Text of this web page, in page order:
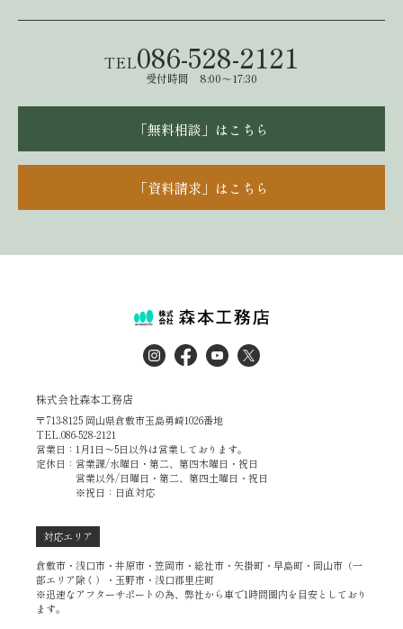
TEL086-528-2121
受付時間 8:00～17:30
「無料相談」はこちら
「資料請求」はこちら
株式会社森本工務店
〒713-8125 岡山県倉敷市玉島勇崎1026番地
TEL.086-528-2121
営業日：1月1日～5日以外は営業しております。
定休日：営業課/水曜日・第二、第四木曜日・祝日
営業以外/日曜日・第二、第四土曜日・祝日
※祝日：日直対応
対応エリア
倉敷市・浅口市・井原市・笠岡市・総社市・矢掛町・早島町・岡山市（一
部エリア除く）・玉野市・浅口郡里庄町
※迅速なアフターサポートの為、弊社から車で1時間圏内を目安としており
ます。